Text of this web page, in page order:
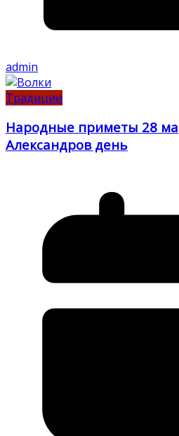
admin
Традиции
Народные приметы 28
Александров день